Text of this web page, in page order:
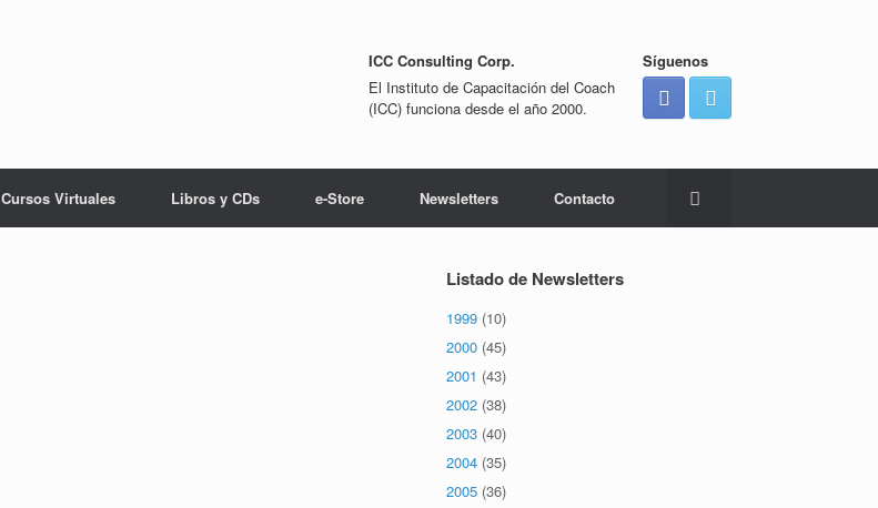
ICC Consulting Corp.
El Instituto de Capacitación del Coach
(ICC) funciona desde el año 2000.
Síguenos
Cursos Virtuales Libros y CDs e-Store Newsletters Contacto
Listado de Newsletters
1999 (10)
2000 (45)
2001 (43)
2002 (38)
2003 (40)
2004 (35)
2005 (36)